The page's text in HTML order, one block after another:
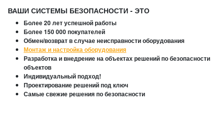
ВАШИ СИСТЕМЫ БЕЗОПАСНОСТИ - ЭТО
Более 20 лет успешной работы
Более 150 000 покупателей
Обмен/возврат в случае неисправности оборудования
Монтаж и настройка оборудования
Разработка и внедрение на объектах решений по безопасности
объектов
Индивидуальный подход!
Проектирование решений под ключ
Самые свежие решения по безопасности